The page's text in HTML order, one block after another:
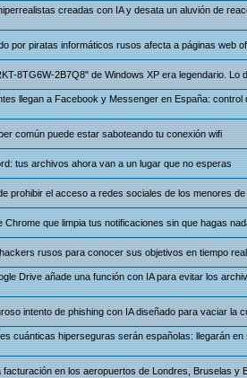
creadas con IA y desata un aluvión de
por piratas informáticos rusos afecta a páginas web
8TG6W-2B7Q8" de Windows XP era legendario. Lo
llegan a Facebook y Messenger en España: control
común puede estar saboteando tu conexión wifi
tus archivos ahora van a un lugar que no esperas
prohibir el acceso a redes sociales de los menores
Chrome que limpia tus notificaciones sin que hagas
rusos para conocer sus objetivos en tiempo real
Drive añade una función con IA para evitar los
intento de phishing con IA diseñado para vaciar la
cuánticas hiperseguras serán españolas: llegarán en
facturación en los aeropuertos de Londres, Bruselas y